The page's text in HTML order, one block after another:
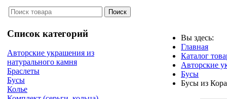
Список категорий
Авторские украшения из
натурального камня
Браслеты
Бусы
Колье
Вы здесь:
Главная
Каталог
Авторские
Бусы
Бусы из